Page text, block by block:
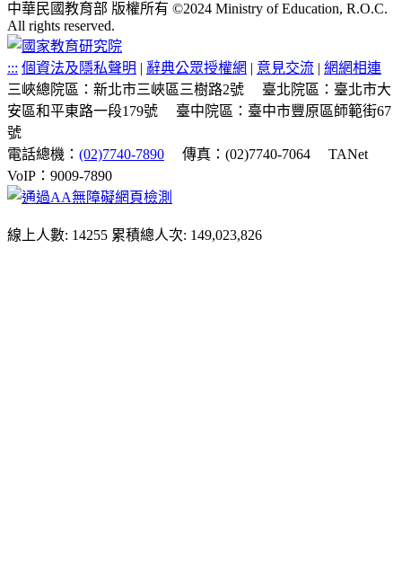
中華民國教育部 版權所有 ©2024 Ministry of Education, R.O.C.
All rights reserved.
::: 個資法及隱私聲明 | 辭典公眾授權網 | 意見交流 | 網網相連
三峽總院區：新北市三峽區三樹路2號
臺北院區：臺北市大
安區和平東路一段179號
臺中院區：臺中市豐原區師範街67
號
電話總機： (02)7740-7890 傳真：(02)7740-7064
TANet
VoIP：9009-7890
線上人數: 14255 累積總人次: 149,023,826